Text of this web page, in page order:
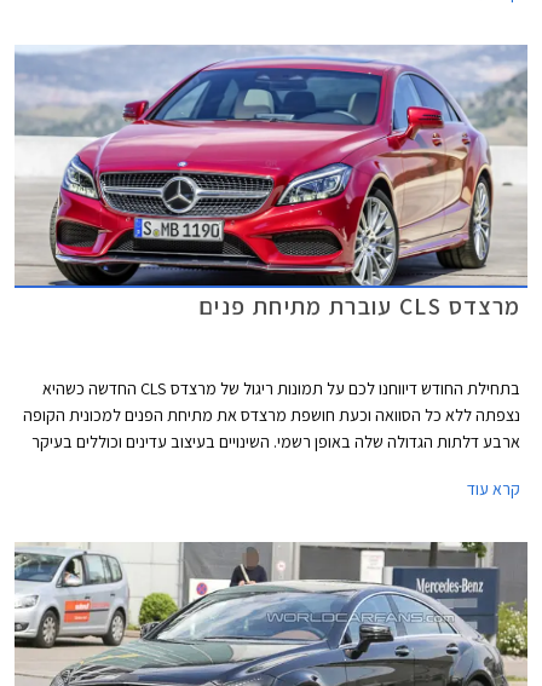
האחורי מציג קווים חלקים ונטולי קימורים, עם גג הגולש בהמשכיות אל מכסה תא
המטען.
מרצדס CLS עוברת מתיחת פנים
בתחילת החודש דיווחנו לכם על תמונות ריגול של מרצדס CLS החדשה כשהיא
נצפתה ללא כל הסוואה וכעת חושפת מרצדס את מתיחת הפנים למכונית הקופה
ארבע דלתות הגדולה שלה באופן רשמי. השינויים בעיצוב עדינים וכוללים בעיקר
השבכה הקדמית עודכנה גם היא ומציגה כעת פס כרום מרכזי אחד כשמסביבו
קרא עוד